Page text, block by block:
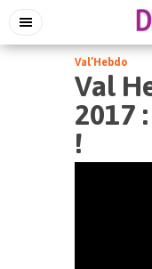
Val’Hebdo
Val
2017
!